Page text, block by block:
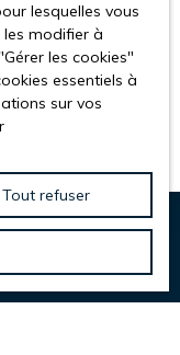
du site
en vigueur.
la loi française.
lesquelles vous
modifier à
les cookies″
essentiels à
sur vos
Tout refuser